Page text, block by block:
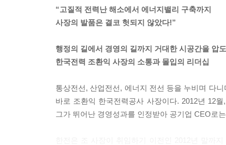
혁신도시에 처음 발을 내딛던 날을 잊을 수 없다.
중교통 배차 간격이 너무 길고 신호등과 건널목도
나밖에 없었다. 저녁식사 후 어디 가서 맥주 한잔
교통도 편하고 온갖 음식점들로 가득한 도시에서
창문도 제대로 열지 못했다. 새벽에는 냄새가 더
도 다 떨어져 주변이 더욱 을씨년스러웠다. 혁신도
“고질적 전력난 해소에서 에너지밸리 구축까지
사장의 발품은 결코 헛되지 않았다!”
행정의 길에서 경영의 길까지 거대한 시공간을 압
한국전력 조환익 사장의 소통과 몰입의 리더십
통상전선, 산업전선, 에너지 전선 등을 누비며 다
바로 조환익 한국전력공사 사장이다. 2012년 12
그가 뛰어난 경영성과를 인정받아 공기업 CEO로